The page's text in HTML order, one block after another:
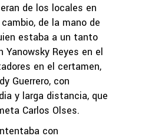
de los locales en
de la mano de
estaba a un tanto
Yanowsky Reyes en el
en el certamen,
Guerrero, con
y larga distancia, que
Carlos Olses.
con